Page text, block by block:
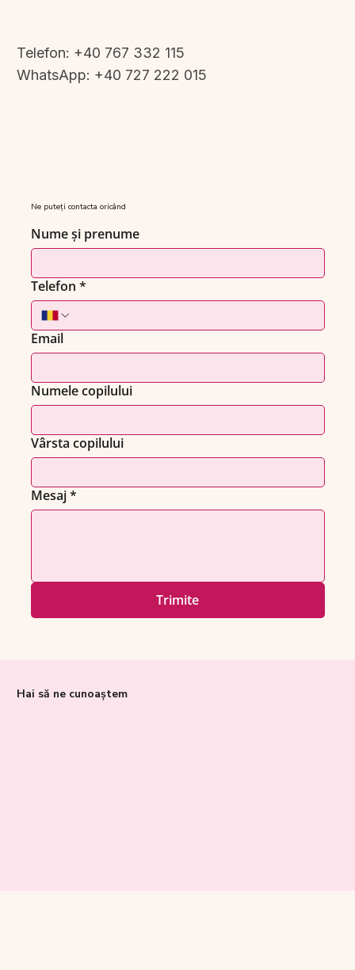
Telefon: +40 767 332 115
WhatsApp: +40 727 222 015
Ne puteți contacta oricând
Nume și prenume
Telefon *
Email
Numele copilului
Vârsta copilului
Mesaj *
Trimite
Hai să ne cunoaștem